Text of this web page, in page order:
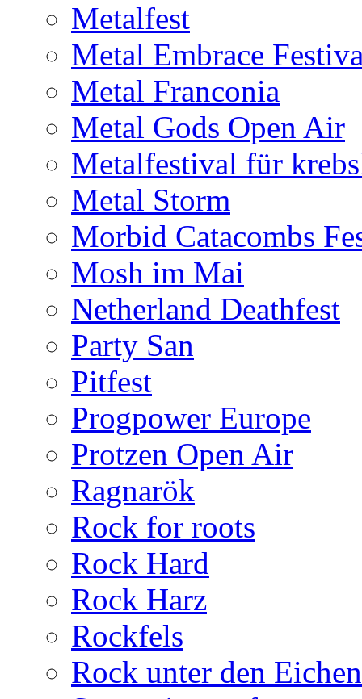
Metalfest
Metal Embrace
Metal Franconia
Metal Gods Open Air
Metalfestival für
Metal Storm
Morbid Catacombs
Mosh im Mai
Netherland Deathfest
Party San
Pitfest
Progpower Europe
Protzen Open Air
Ragnarök
Rock for roots
Rock Hard
Rock Harz
Rockfels
Rock unter den Eichen